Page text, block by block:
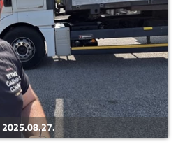
2025.08.27.